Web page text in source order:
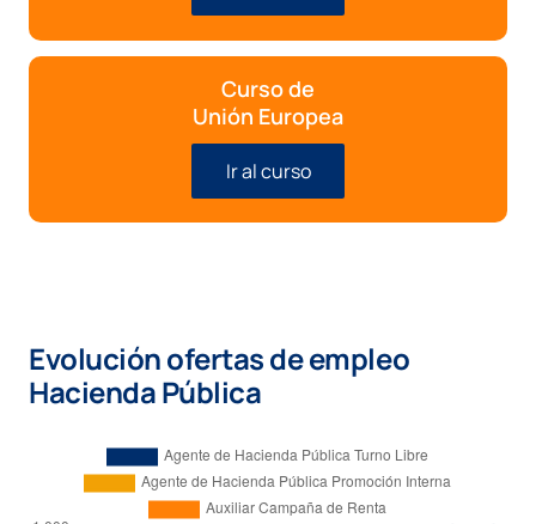
Curso de
Unión Europea
Ir al curso
Evolución ofertas de empleo
Hacienda Pública